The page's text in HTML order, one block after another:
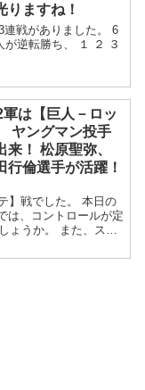
りますね！
連戦がありました。 6
が逆転勝ち、 １ ２ ３
は【巨人－ロッ
ヤングマン投手
来！ 松原聖弥、
行倫選手が活躍！
】戦でした。 本日の
は、コントロールが定
ょうか。 また、スタ